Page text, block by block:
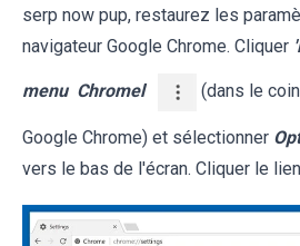
serp now pup, restaurez les
navigateur Google Chrome. Cliquer
menu Chromel (dans le
Google Chrome) et sélectionner
vers le bas de l'écran. Cliquer le lien